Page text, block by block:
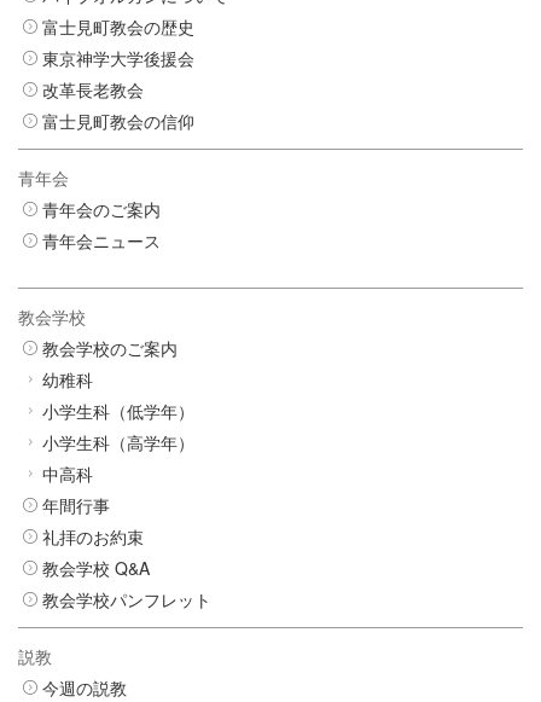
富士見町教会の歴史
東京神学大学後援会
改革長老教会
富士見町教会の信仰
青年会
青年会のご案内
青年会ニュース
教会学校
教会学校のご案内
幼稚科
小学生科（低学年）
小学生科（高学年）
中高科
年間行事
礼拝のお約束
教会学校 Q&A
教会学校パンフレット
説教
今週の説教